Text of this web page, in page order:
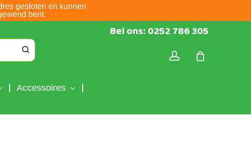
gesloten en kunnen
bent.
Bel ons: 0252 786 305
Accessoires